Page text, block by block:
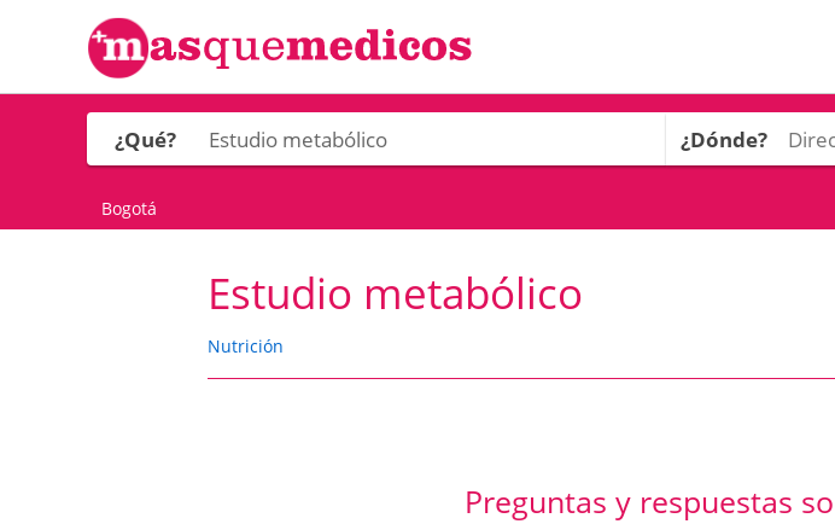
¿Qué? ¿Dónde?
Bogotá
Estudio metabólico
Nutrición
Preguntas y respuestas